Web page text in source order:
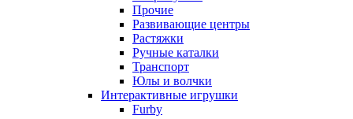
Прочие
Развивающие центры
Растяжки
Ручные каталки
Транспорт
Юлы и волчки
Интерактивные игрушки
Furby